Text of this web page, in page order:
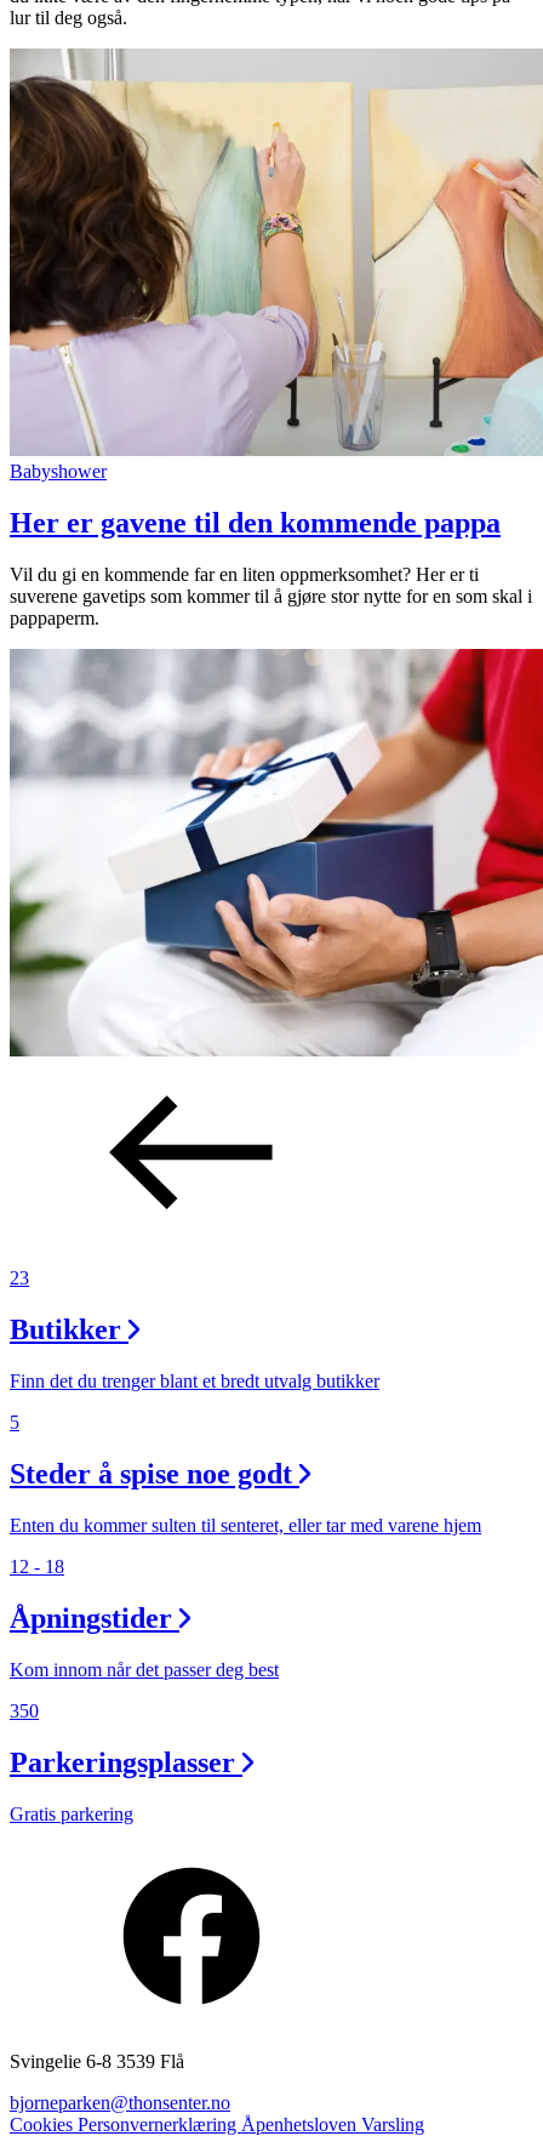
lur til deg også.
Babyshower
Her er gavene til den kommende pappa
Vil du gi en kommende far en liten oppmerksomhet? Her er ti
suverene gavetips som kommer til å gjøre stor nytte for en som skal i
pappaperm.
23
Butikker
Finn det du trenger blant et bredt utvalg butikker
5
Steder å spise noe godt
Enten du kommer sulten til senteret, eller tar med varene hjem
12 - 18
Åpningstider
Kom innom når det passer deg best
350
Parkeringsplasser
Gratis parkering
Svingelie 6-8 3539 Flå
bjorneparken@thonsenter.no
Cookies Personvernerklæring Åpenhetsloven Varsling